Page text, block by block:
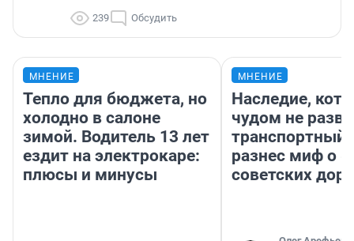
239 Обсудить
МНЕНИЕ
Тепло для бюджета, но
холодно в салоне
зимой. Водитель 13 лет
ездит на электрокаре:
плюсы и минусы
МНЕНИЕ
Наследие,
чудом не
транспортный
разнес миф о
советских